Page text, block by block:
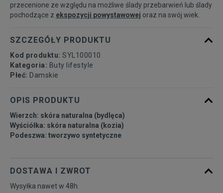
38 Powiadom o dostępności
40
przecenione ze względu na możliwe ślady przebarwień lub ślady
pochodzące z ekspozycji powystawowej oraz na swój wiek.
SZCZEGÓŁY PRODUKTU
Kod produktu: SYL100010
Kategoria: Buty lifestyle
Płeć: Damskie
OPIS PRODUKTU
Wierzch: skóra naturalna (bydlęca)
Wyściółka: skóra naturalna (kozia)
Podeszwa: tworzywo syntetyczne
DOSTAWA I ZWROT
Wysyłka nawet w 48h.